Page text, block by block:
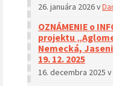
26. januára 2026v
OZNÁMENIE o
projektu
Nemecká,
19. 12. 2025
16. decembra 2025 v